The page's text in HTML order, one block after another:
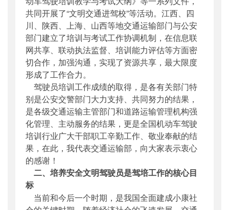
共同开展了“文明交通进驾校”等活动。江西、四
川、陕西、上海、山西等地交通运输部门与公安
部门建立了培训与考试工作协调机制，在信息联
网共享、联动执法监督、培训能力评估等方面密
切合作，加强沟通，实现了资源共享，最大限度
形成了工作合力。
驾驶员培训工作成绩的取得，是各有关部门特
别是公安交警部门大力支持、共同努力的结果，
是各级交通运输主管部门和道路运输管理机构强
化管理、主动服务的结果，更是全国机动车驾驶
培训行业广大干部职工辛勤工作、敬业奉献的结
果，在此，我代表交通运输部，向大家表示衷心
的感谢！
二、培养安全文明驾驶员是驾培工作的核心目
标
当前和今后一个时期，是我国全面建成小康社